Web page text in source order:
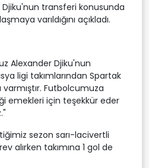
transferi konusunda
varıldığını açıkladı.
Alexander Djiku'nun
ligi takımlarından Spartak
Futbolcumuza
emekleri için teşekkür eder
sezon sarı-lacivertli
alırken takımına 1 gol de